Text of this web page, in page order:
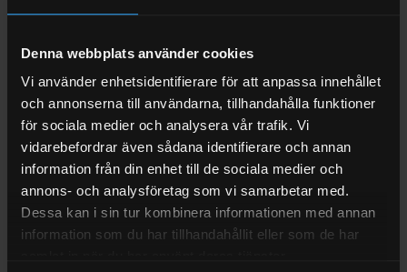
Denna webbplats använder cookies
Vi använder enhetsidentifierare för att anpassa innehållet
och annonserna till användarna, tillhandahålla funktioner
för sociala medier och analysera vår trafik. Vi
vidarebefordrar även sådana identifierare och annan
information från din enhet till de sociala medier och
annons- och analysföretag som vi samarbetar med.
Dessa kan i sin tur kombinera informationen med annan
information som du har tillhandahållit eller som de har
smörjfett inom industri och fordon. Tack vare sin goda
centraliserade smörjsystem och fettade växellådor vid kalla
temperaturer.
Egenskaper och fördelar
Utmärkt skydd mot slitage och korrosion.
Mycket bra mekanisk stabilitet, även vid hög belastning.
Passar för centraliserade smörjsystem och hjullager.
Fungerar väl även i kalla klimat tack vare NLGI 0-klassning.